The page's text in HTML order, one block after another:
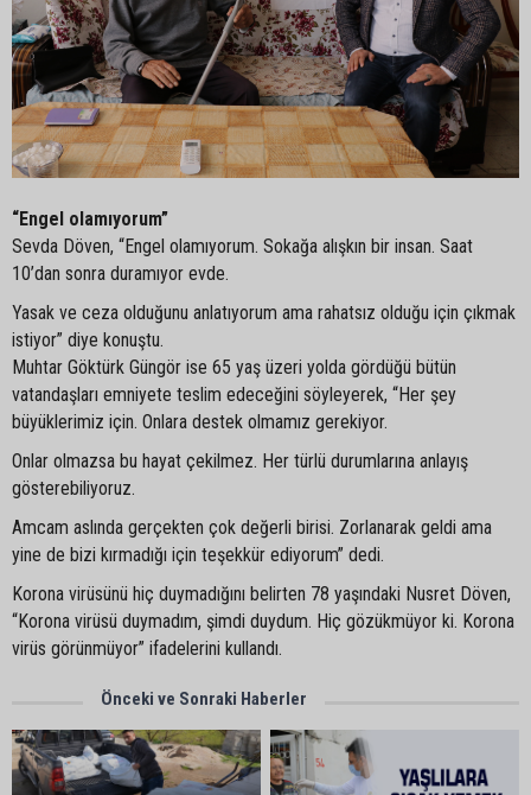
“Engel olamıyorum”
Sevda Döven, “Engel olamıyorum. Sokağa alışkın bir insan. Saat
10’dan sonra duramıyor evde.
Yasak ve ceza olduğunu anlatıyorum ama rahatsız olduğu için çıkmak
istiyor” diye konuştu.
Muhtar Göktürk Güngör ise 65 yaş üzeri yolda gördüğü bütün
vatandaşları emniyete teslim edeceğini söyleyerek, “Her şey
büyüklerimiz için. Onlara destek olmamız gerekiyor.
Onlar olmazsa bu hayat çekilmez. Her türlü durumlarına anlayış
gösterebiliyoruz.
Amcam aslında gerçekten çok değerli birisi. Zorlanarak geldi ama
yine de bizi kırmadığı için teşekkür ediyorum” dedi.
Korona virüsünü hiç duymadığını belirten 78 yaşındaki Nusret Döven,
“Korona virüsü duymadım, şimdi duydum. Hiç gözükmüyor ki. Korona
virüs görünmüyor” ifadelerini kullandı.
Önceki ve Sonraki Haberler